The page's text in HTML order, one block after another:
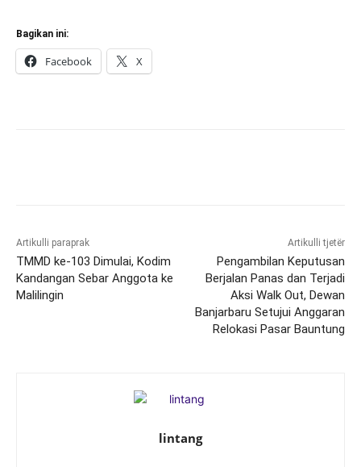
Bagikan ini:
Facebook X
Artikulli paraprak
TMMD ke-103 Dimulai, Kodim
Kandangan Sebar Anggota ke
Malilingin
Artikulli tjetër
Pengambilan Keputusan
Berjalan Panas dan Terjadi
Aksi Walk Out, Dewan
Banjarbaru Setujui Anggaran
Relokasi Pasar Bauntung
lintang